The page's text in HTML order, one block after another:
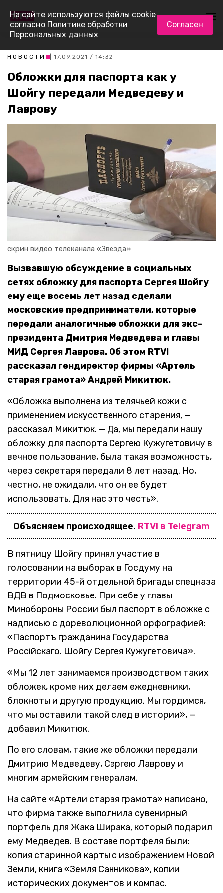
НОВОСТИ | 17.09.2021 / 14:32
Обложки для паспорта как у
Шойгу передали Медведеву и
Лаврову
скрин видео телеканала «Звезда»
Вызвавшую обсуждение в социальных
сетях обложку для паспорта Сергея Шойгу
ему еще восемь лет назад сделали
московские предприниматели, которые
передали аналогичные обложки для экс-
президента Дмитрия Медведева и главы
МИД Сергея Лаврова. Об этом RTVI
рассказал гендиректор фирмы «Артель
старая грамота» Андрей Микитюк.
«Обложка выполнена из телячьей кожи с
применением искусственного старения, —
рассказал Микитюк. — Да, мы передали нашу
обложку для паспорта Сергею Кужугетовичу в
вечное пользование, была такая возможность,
через секретаря передали 8 лет назад. Но,
честно, не ожидали, что он ее будет
использовать. Для нас это честь».
Объясняем происходящее. RTVI в Telegram
В пятницу Шойгу принял участие в
голосовании на выборах в Госдуму на
территории 45-й отдельной бригады спецназа
ВДВ в Подмосковье. При себе у главы
Минобороны России был паспорт в обложке с
надписью с дореволюционной орфографией:
«Паспортъ гражданина Государства
Россiйскаго. Шойгу Сергея Кужугетовича».
«Мы 12 лет занимаемся производством таких
обложек, кроме них делаем ежедневники,
блокноты и другую продукцию. Мы гордимся,
что мы оставили такой след в истории», —
добавил Микитюк.
По его словам, такие же обложки передали
Дмитрию Медведеву, Сергею Лаврову и
многим армейским генералам.
На сайте «Артели старая грамота» написано,
что фирма также выполнила сувенирный
портфель для Жака Ширака, который подарил
ему Медведев. В составе портфеля были:
копия старинной карты с изображением Новой
Земли, книга «Земля Санникова», копии
исторических документов и компас.
На сайте используются файлы cookie
согласно Политике обработки
Персональных данных
Согласен